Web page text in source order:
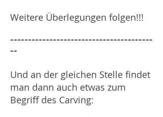
Weitere Überlegungen folgen!!!
----------------------------------------
--
Und an der gleichen Stelle findet
man dann auch etwas zum
Begriff des Carving: